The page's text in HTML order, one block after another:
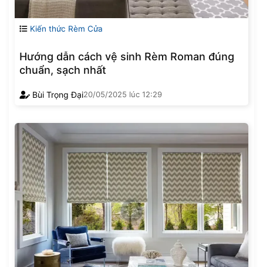
Kiến thức Rèm Cửa
Hướng dẫn cách vệ sinh Rèm Roman đúng
chuẩn, sạch nhất
Bùi Trọng Đại20/05/2025 lúc 12:29